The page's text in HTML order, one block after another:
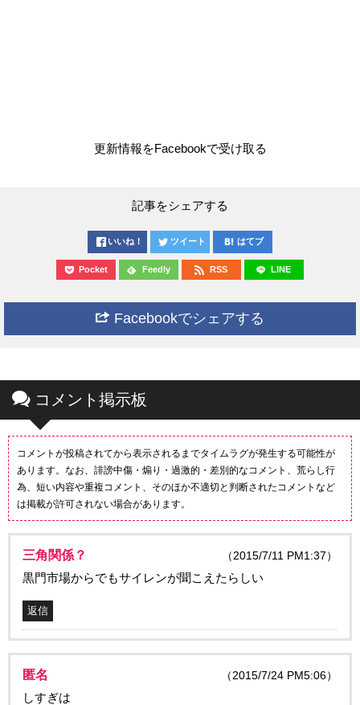
更新情報をFacebookで受け取る
記事をシェアする
いいね！ ツイート はてブ
Pocket Feedly RSS LINE
Facebookでシェアする
コメント掲示板
コメントが投稿されてから表示されるまでタイムラグが発生する可能性が
あります。なお、誹謗中傷・煽り・過激的・差別的なコメント、荒らし行
為、短い内容や重複コメント、そのほか不適切と判断されたコメントなど
は掲載が許可されない場合があります。
三角関係？ （2015/7/11 PM1:37）
黒門市場からでもサイレンが聞こえたらしい
返信
匿名 （2015/7/24 PM5:06）
しすぎは